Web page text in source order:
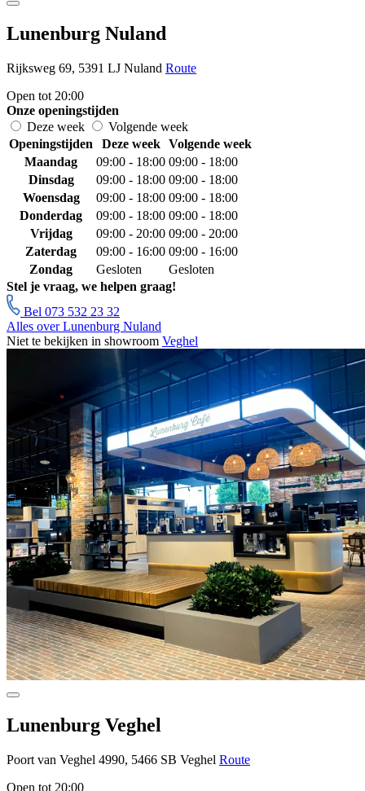
Lunenburg Nuland
Rijksweg 69, 5391 LJ Nuland Route
Open tot 20:00
Onze openingstijden
Deze week
Volgende week
Openingstijden
Deze week
Volgende week
Maandag
09:00 - 18:00 09:00 - 18:00
Dinsdag
09:00 - 18:00 09:00 - 18:00
Woensdag
09:00 - 18:00 09:00 - 18:00
Donderdag
09:00 - 18:00 09:00 - 18:00
Vrijdag
09:00 - 20:00 09:00 - 20:00
Zaterdag
09:00 - 16:00 09:00 - 16:00
Zondag
Gesloten
Gesloten
Stel je vraag, we helpen graag!
Bel 073 532 23 32
Alles over Lunenburg Nuland
Niet te bekijken in showroom Veghel
Lunenburg Veghel
Poort van Veghel 4990, 5466 SB Veghel Route
Open tot 20:00